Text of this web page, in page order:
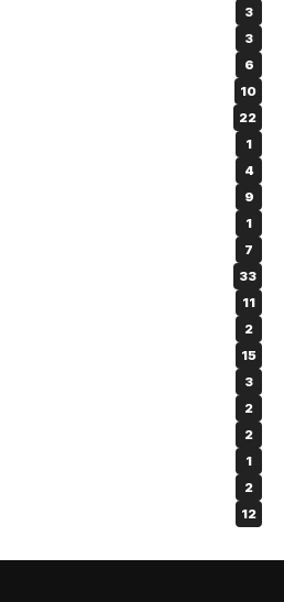
3
3
6
10
22
1
4
9
1
7
33
11
2
15
3
2
2
1
2
12